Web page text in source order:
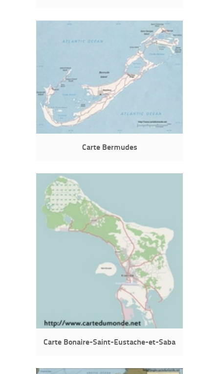
Carte Bermudes
Carte Bonaire-Saint-Eustache-et-Saba